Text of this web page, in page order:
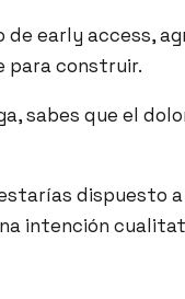
early access,
para construir.
sabes que el
dispuesto
intención